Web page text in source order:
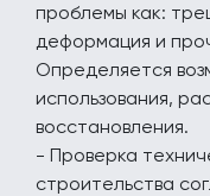
проблемы как:
деформация и
Определяется
использования,
восстановления.
- Проверка
строительства